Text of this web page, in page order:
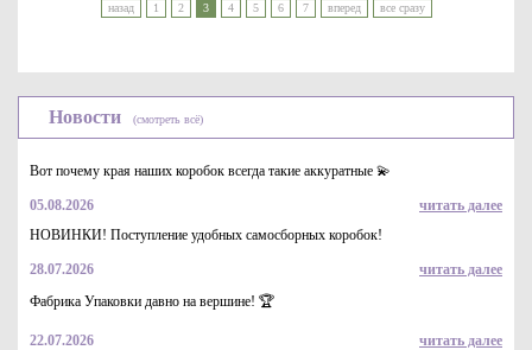
назад 1 2 3 4 5 6 7 вперед все сразу
Новости (смотреть всё)
Вот почему края наших коробок всегда такие аккуратные 💫
05.08.2026
читать далее
НОВИНКИ! Поступление удобных самосборных коробок!
28.07.2026
читать далее
Фабрика Упаковки давно на вершине! 🏆
22.07.2026
читать далее